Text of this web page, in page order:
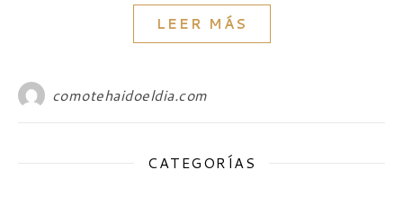
LEER MÁS
comotehaidoeldia.com
CATEGORÍAS